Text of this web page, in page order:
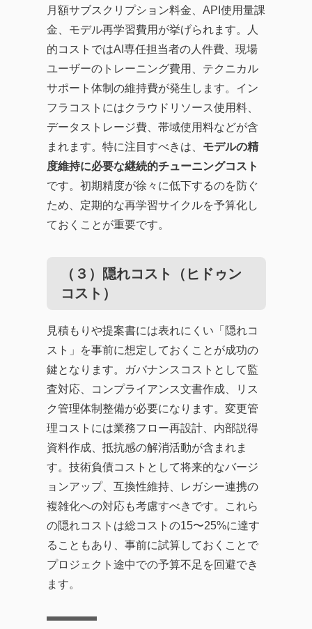
月額サブスクリプション料金、API使用量課
金、モデル再学習費用が挙げられます。人
的コストではAI専任担当者の人件費、現場
ユーザーのトレーニング費用、テクニカル
サポート体制の維持費が発生します。イン
フラコストにはクラウドリソース使用料、
データストレージ費、帯域使用料などが含
まれます。特に注目すべきは、 モデルの精
度維持に必要な継続的チューニングコスト
です。初期精度が徐々に低下するのを防ぐ
ため、定期的な再学習サイクルを予算化し
ておくことが重要です。
（３）隠れコスト（ヒドゥン
コスト）
見積もりや提案書には表れにくい「隠れコ
スト」を事前に想定しておくことが成功の
鍵となります。ガバナンスコストとして監
査対応、コンプライアンス文書作成、リス
ク管理体制整備が必要になります。変更管
理コストには業務フロー再設計、内部説得
資料作成、抵抗感の解消活動が含まれま
す。技術負債コストとして将来的なバージ
ョンアップ、互換性維持、レガシー連携の
複雑化への対応も考慮すべきです。これら
の隠れコストは総コストの15〜25%に達す
ることもあり、事前に試算しておくことで
プロジェクト途中での予算不足を回避でき
ます。